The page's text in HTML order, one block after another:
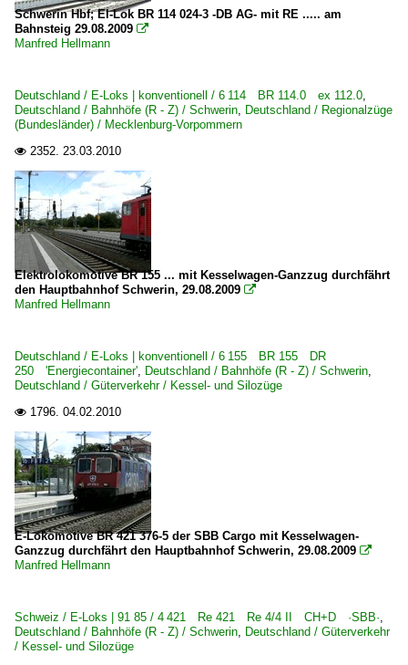
Schwerin Hbf; El-Lok BR 114 024-3 -DB AG- mit RE ..... am
Bahnsteig 29.08.2009 
Manfred Hellmann
Deutschland / E-Loks | konventionell / 6 114 BR 114.0 ex 112.0,
Deutschland / Bahnhöfe (R - Z) / Schwerin, Deutschland / Regionalzüge
(Bundesländer) / Mecklenburg-Vorpommern
 2352. 23.03.2010
Elektrolokomotive BR 155 ... mit Kesselwagen-Ganzzug durchfährt
den Hauptbahnhof Schwerin, 29.08.2009 
Manfred Hellmann
Deutschland / E-Loks | konventionell / 6 155 BR 155 DR
250 'Energiecontainer', Deutschland / Bahnhöfe (R - Z) / Schwerin,
Deutschland / Güterverkehr / Kessel- und Silozüge
 1796. 04.02.2010
E-Lokomotive BR 421 376-5 der SBB Cargo mit Kesselwagen-
Ganzzug durchfährt den Hauptbahnhof Schwerin, 29.08.2009 
Manfred Hellmann
Schweiz / E-Loks | 91 85 / 4 421 Re 421 Re 4/4 II CH+D ·SBB·,
Deutschland / Bahnhöfe (R - Z) / Schwerin, Deutschland / Güterverkehr
/ Kessel- und Silozüge